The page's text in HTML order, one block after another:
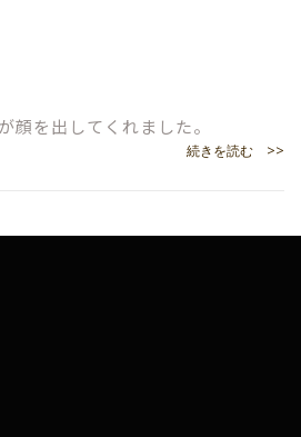
顔を出してくれました。
続きを読む >>